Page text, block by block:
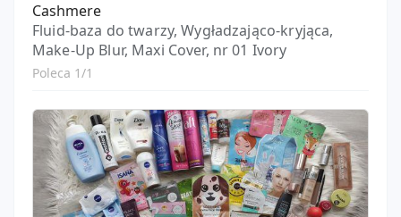
Cashmere
Fluid-baza do twarzy, Wygładzająco-kryjąca,
Make-Up Blur, Maxi Cover, nr 01 Ivory
Poleca 1/1